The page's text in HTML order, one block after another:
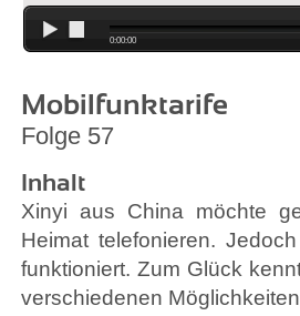
0:00:00
Mobilfunktarife
Folge 57
Inhalt
Xinyi aus China möchte
Heimat telefonieren.
funktioniert. Zum Glück
verschiedenen